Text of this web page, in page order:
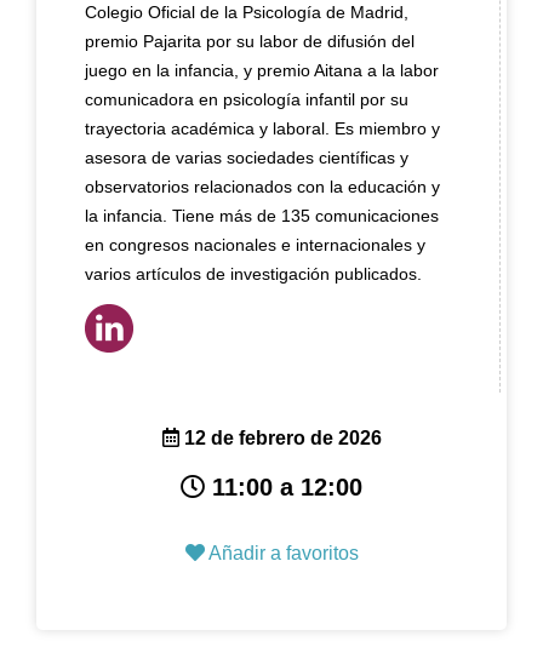
Colegio Oficial de la Psicología de Madrid,
premio Pajarita por su labor de difusión del
juego en la infancia, y premio Aitana a la labor
comunicadora en psicología infantil por su
trayectoria académica y laboral. Es miembro y
asesora de varias sociedades científicas y
observatorios relacionados con la educación y
la infancia. Tiene más de 135 comunicaciones
en congresos nacionales e internacionales y
varios artículos de investigación publicados.
12 de febrero de 2026
11:00 a 12:00
Añadir a favoritos